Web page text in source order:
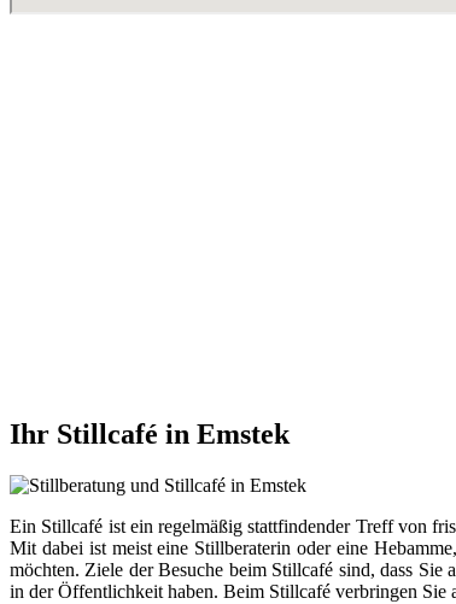
Ihr Stillcafé in Emstek
Ein Stillcafé ist ein regelmäßig stattfindender Treff von
Mit dabei ist meist eine Stillberaterin oder eine
möchten. Ziele der Besuche beim Stillcafé sind, dass Sie
in der Öffentlichkeit haben. Beim Stillcafé verbringen